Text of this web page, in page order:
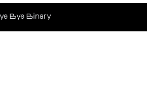
Bye Binary